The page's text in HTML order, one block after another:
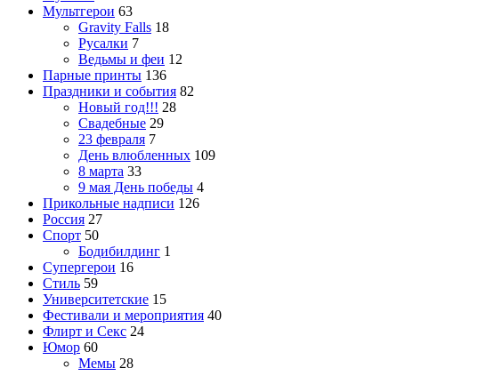
Мультгерои 63
Gravity Falls 18
Русалки 7
Ведьмы и феи 12
Парные принты 136
Праздники и события 82
Новый год!!! 28
Свадебные 29
23 февраля 7
День влюбленных 109
8 марта 33
9 мая День победы 4
Прикольные надписи 126
Россия 27
Спорт 50
Бодибилдинг 1
Супергерои 16
Стиль 59
Университетские 15
Фестивали и мероприятия 40
Флирт и Секс 24
Юмор 60
Мемы 28